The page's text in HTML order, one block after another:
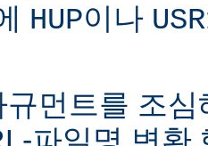
HUP이나
규먼트를 조